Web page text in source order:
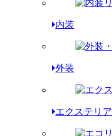
内装
外装
エクステリア